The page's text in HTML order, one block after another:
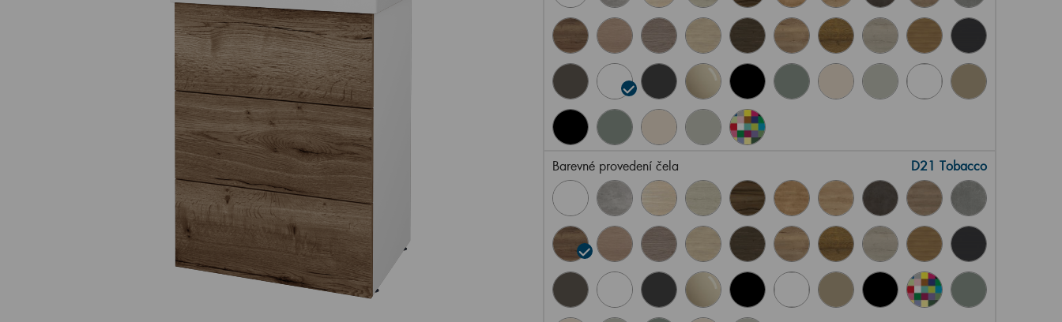
Barevné provedení čela D21 Tobacco